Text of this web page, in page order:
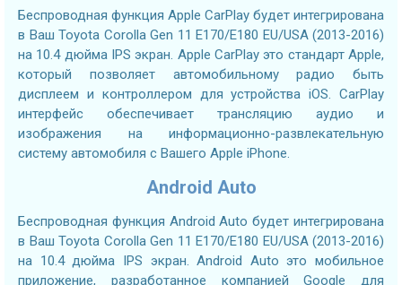
Беспроводная функция Apple CarPlay будет интегрирована
в Ваш Toyota Corolla Gen 11 E170/E180 EU/USA (2013-2016)
на 10.4 дюйма IPS экран. Apple CarPlay это стандарт Apple,
который позволяет автомобильному радио быть
дисплеем и контроллером для устройства iOS. CarPlay
интерфейс обеспечивает трансляцию аудио и
изображения на информационно-развлекательную
систему автомобиля с Вашего Apple iPhone.
Android Auto
Беспроводная функция Android Auto будет интегрирована
в Ваш Toyota Corolla Gen 11 E170/E180 EU/USA (2013-2016)
на 10.4 дюйма IPS экран. Android Auto это мобильное
приложение, разработанное компанией Google для